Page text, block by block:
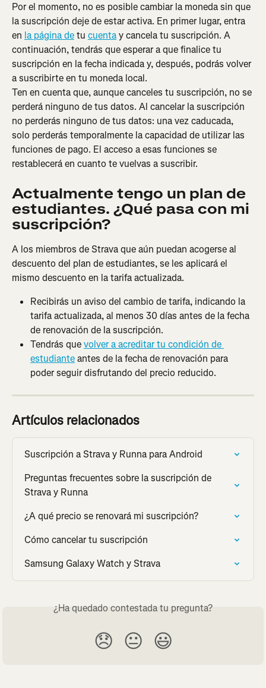
Por el momento, no es posible cambiar la moneda sin que
la suscripción deje de estar activa. En primer lugar, entra
en la página de tu cuenta y cancela tu suscripción. A
continuación, tendrás que esperar a que finalice tu
suscripción en la fecha indicada y, después, podrás volver
a suscribirte en tu moneda local.
Ten en cuenta que, aunque canceles tu suscripción, no se
perderá ninguno de tus datos. Al cancelar la suscripción
no perderás ninguno de tus datos: una vez caducada,
solo perderás temporalmente la capacidad de utilizar las
funciones de pago. El acceso a esas funciones se
restablecerá en cuanto te vuelvas a suscribir.
Actualmente tengo un plan de
estudiantes. ¿Qué pasa con mi
suscripción?
A los miembros de Strava que aún puedan acogerse al
descuento del plan de estudiantes, se les aplicará el
mismo descuento en la tarifa actualizada.
Recibirás un aviso del cambio de tarifa, indicando la
tarifa actualizada, al menos 30 días antes de la fecha
de renovación de la suscripción.
Tendrás que volver a acreditar tu condición de
estudiante antes de la fecha de renovación para
poder seguir disfrutando del precio reducido.
Artículos relacionados
Suscripción a Strava y Runna para Android
Preguntas frecuentes sobre la suscripción de
Strava y Runna
¿A qué precio se renovará mi suscripción?
Cómo cancelar tu suscripción
Samsung Galaxy Watch y Strava
¿Ha quedado contestada tu pregunta?
😞 😐 😃